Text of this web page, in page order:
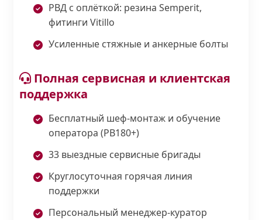
РВД с оплёткой: резина Semperit,
фитинги Vitillo
Усиленные стяжные и анкерные болты
Полная сервисная и клиентская
поддержка
Бесплатный шеф-монтаж и обучение
оператора (PB180+)
33 выездные сервисные бригады
Круглосуточная горячая линия
поддержки
Персональный менеджер-куратор